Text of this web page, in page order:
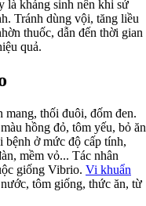
là kháng sinh nên khi sử
Tránh dùng vội, tăng liều
thuốc, dẫn đến thời gian
quả.
mang, thối đuôi, đốm đen.
hồng đỏ, tôm yếu, bỏ ăn
bệnh ở mức độ cấp tính,
mềm vỏ... Tác nhân
giống Vibrio. Vi khuẩn
tôm giống, thức ăn, từ